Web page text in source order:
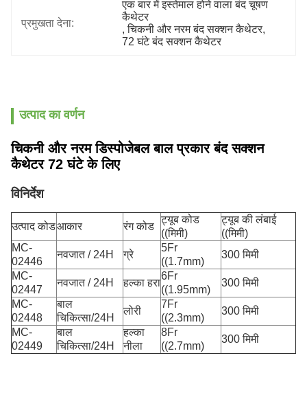
प्रमुखता देना:
एक बार में इस्तेमाल होने वाला बंद चूषण
कैथेटर
, चिकनी और नरम बंद सक्शन कैथेटर,
72 घंटे बंद सक्शन कैथेटर
उत्पाद का वर्णन
चिकनी और नरम डिस्पोजेबल बाल प्रकार बंद सक्शन
कैथेटर 72 घंटे के लिए
विनिर्देश
उत्पाद कोडआकार रंग कोड
ट्यूब कोड
((मिमी)
ट्यूब की लंबाई
((मिमी)
MC-
02446
नवजात / 24H ग्रे
5Fr
((1.7mm)
300 मिमी
MC-
02447
नवजात / 24H हल्का हरा
6Fr
((1.95mm)
300 मिमी
MC-
02448
बाल
चिकित्सा/24H
लोरी
7Fr
((2.3mm)
300 मिमी
MC-
02449
बाल
चिकित्सा/24H
हल्का
नीला
8Fr
((2.7mm)
300 मिमी